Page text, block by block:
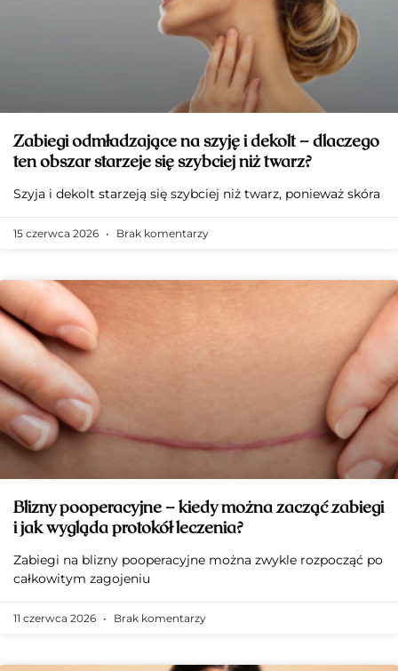
Zabiegi odmładzające na szyję i dekolt – dlaczego
ten obszar starzeje się szybciej niż twarz?
Szyja i dekolt starzeją się szybciej niż twarz, ponieważ skóra
15 czerwca 2026 Brak komentarzy
Blizny pooperacyjne – kiedy można zacząć zabiegi
i jak wygląda protokół leczenia?
Zabiegi na blizny pooperacyjne można zwykle rozpocząć po
całkowitym zagojeniu
11 czerwca 2026 Brak komentarzy